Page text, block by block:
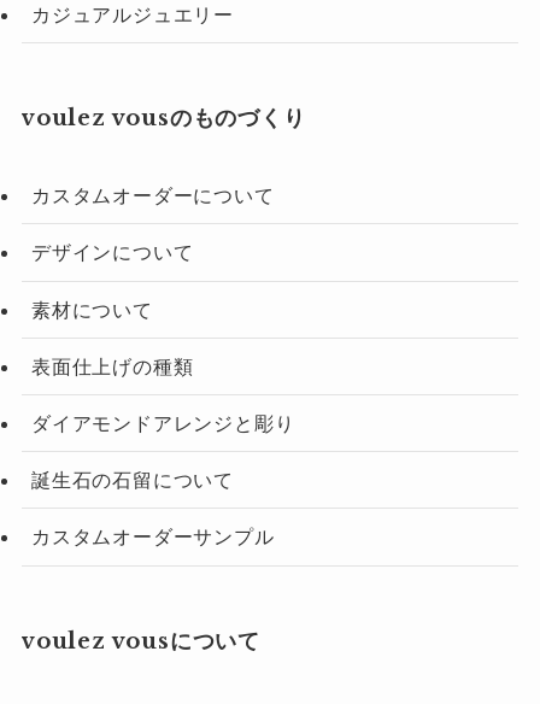
カジュアルジュエリー
voulez vousのものづくり
カスタムオーダーについて
デザインについて
素材について
表面仕上げの種類
ダイアモンドアレンジと彫り
誕生石の石留について
カスタムオーダーサンプル
voulez vousについて